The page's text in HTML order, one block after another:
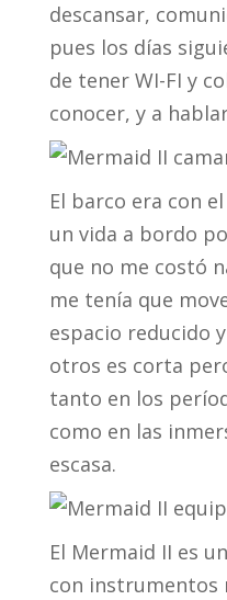
descansar,
pues los días
de tener WI-FI y
conocer, y a
El barco era con
un vida a bordo
que no me costó
me tenía que
espacio reducido
otros es corta
tanto en los
como en las
escasa.
El Mermaid II es
con instrumentos